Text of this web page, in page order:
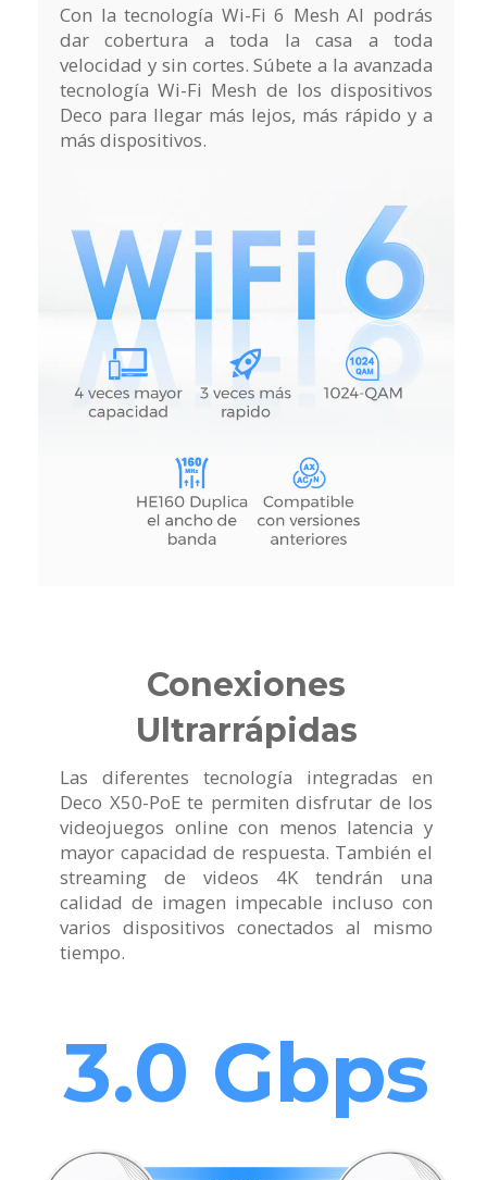
Con la tecnología Wi-Fi 6 Mesh AI podrás
dar cobertura a toda la casa a toda
velocidad y sin cortes. Súbete a la avanzada
tecnología Wi-Fi Mesh de los dispositivos
Deco para llegar más lejos, más rápido y a
más dispositivos.
Conexiones
Ultrarrápidas
Las diferentes tecnología integradas en
Deco X50-PoE te permiten disfrutar de los
videojuegos online con menos latencia y
mayor capacidad de respuesta. También el
streaming de videos 4K tendrán una
calidad de imagen impecable incluso con
varios dispositivos conectados al mismo
tiempo.
3.0 Gbps